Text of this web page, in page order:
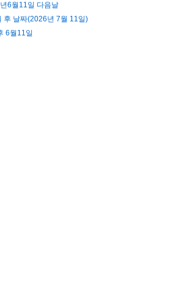
6월11일 다음날
후 날짜(2026년 7월 11일)
6월11일